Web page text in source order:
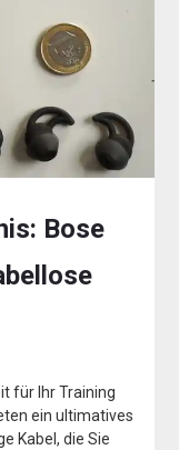
Bose
für Ihr Training
ein ultimatives
Kabel, die Sie